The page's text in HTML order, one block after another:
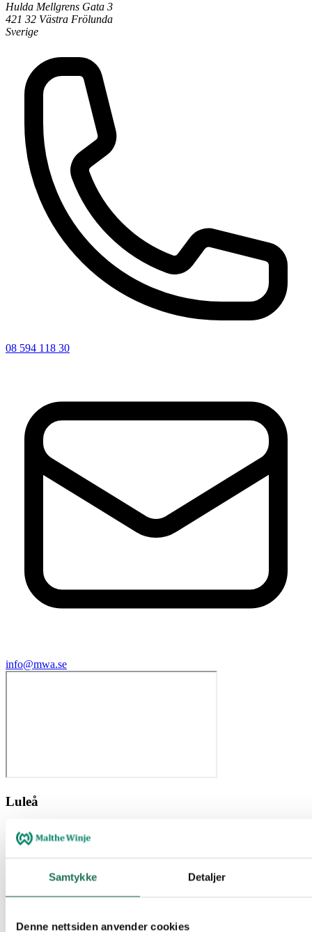
Samtykke Detaljer
Denne nettsiden anvender cookies
Hulda Mellgrens Gata 3
421 32 Västra Frölunda
Sverige
08 594 118 30
info@mwa.se
Luleå